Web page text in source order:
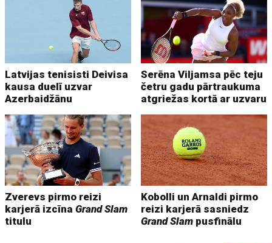
Latvijas tenisisti Deivisa
kausa duelī uzvar
Azerbaidžānu
Serēna Viljamsa pēc teju
četru gadu pārtraukuma
atgriežas kortā ar uzvaru
Zverevs pirmo reizi
karjerā izcīnaGrand Slam
titulu
Kobolli un Arnaldi pirmo
reizi karjerā sasniedz
Grand Slam pusfinālu